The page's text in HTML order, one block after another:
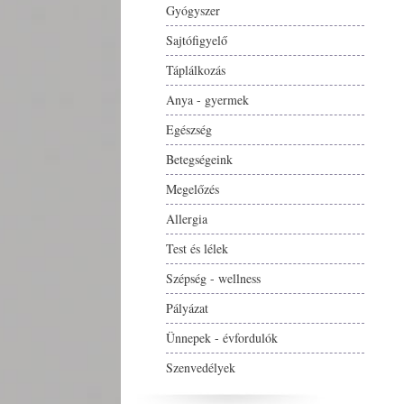
Gyógyszer
Sajtófigyelő
Táplálkozás
Anya - gyermek
Egészség
Betegségeink
Megelőzés
Allergia
Test és lélek
Szépség - wellness
Pályázat
Ünnepek - évfordulók
Szenvedélyek